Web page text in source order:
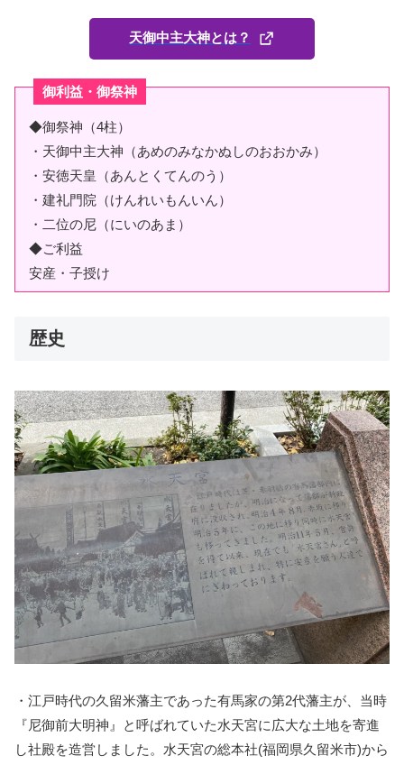
天御中主大神とは？
御利益・御祭神
◆御祭神（4柱）
・ 天御中主大神 （あめのみなかぬしのおおかみ）
・ 安徳天皇
（あんとくてんのう）
・ 建礼門院 （けんれいもんいん）
・ 二位の尼 （にいのあま）
◆ご利益
安産・子授け
歴史
・江戸時代の久留米藩主であった有馬家の第2代藩主が、当時
『尼御前大明神』と呼ばれていた水天宮に広大な土地を寄進
し社殿を造営しました。水天宮の総本社(福岡県久留米市)から